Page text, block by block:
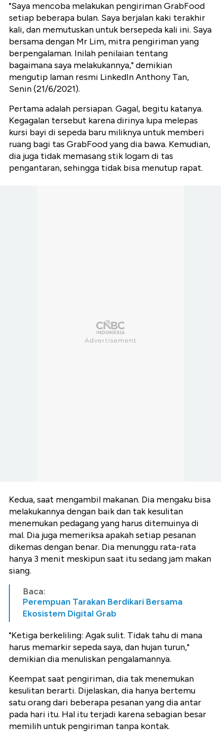
"Saya mencoba melakukan pengiriman GrabFood
setiap beberapa bulan. Saya berjalan kaki terakhir
kali, dan memutuskan untuk bersepeda kali ini. Saya
bersama dengan Mr Lim, mitra pengiriman yang
berpengalaman. Inilah penilaian tentang
bagaimana saya melakukannya," demikian
mengutip laman resmi LinkedIn Anthony Tan,
Senin (21/6/2021).
Pertama adalah persiapan. Gagal, begitu katanya.
Kegagalan tersebut karena dirinya lupa melepas
kursi bayi di sepeda baru miliknya untuk memberi
ruang bagi tas GrabFood yang dia bawa. Kemudian,
dia juga tidak memasang stik logam di tas
pengantaran, sehingga tidak bisa menutup rapat.
Kedua, saat mengambil makanan. Dia mengaku bisa
melakukannya dengan baik dan tak kesulitan
menemukan pedagang yang harus ditemuinya di
mal. Dia juga memeriksa apakah setiap pesanan
dikemas dengan benar. Dia menunggu rata-rata
hanya 3 menit meskipun saat itu sedang jam makan
siang.
Baca:
Perempuan Tarakan Berdikari Bersama
Ekosistem Digital Grab
"Ketiga berkeliling: Agak sulit. Tidak tahu di mana
harus memarkir sepeda saya, dan hujan turun,"
demikian dia menuliskan pengalamannya.
Keempat saat pengiriman, dia tak menemukan
kesulitan berarti. Dijelaskan, dia hanya bertemu
satu orang dari beberapa pesanan yang dia antar
pada hari itu. Hal itu terjadi karena sebagian besar
memilih untuk pengiriman tanpa kontak.